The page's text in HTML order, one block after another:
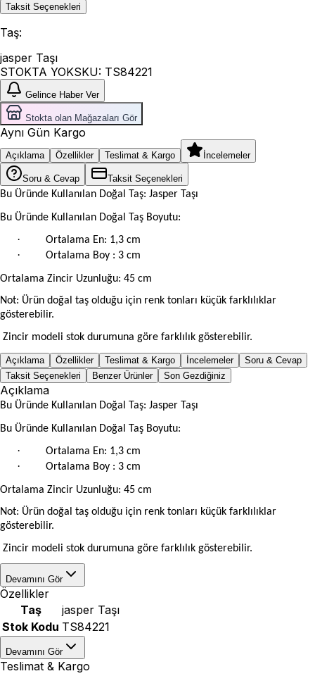
Taksit Seçenekleri
Taş:
jasper Taşı
STOKTA YOKSKU: TS84221
Gelince Haber Ver
Stokta olan Mağazaları Gör
Aynı Gün Kargo
Açıklama Özellikler Teslimat & Kargo İncelemeler
Soru & Cevap Taksit Seçenekleri
Bu Üründe Kullanılan Doğal Taş: Jasper Taşı
Bu Üründe Kullanılan Doğal Taş Boyutu:
· Ortalama En: 1,3 cm
· Ortalama Boy : 3 cm
Ortalama Zincir Uzunluğu: 45 cm
Not: Ürün doğal taş olduğu için renk tonları küçük farklılıklar
gösterebilir.
Zincir modeli stok durumuna göre farklılık gösterebilir.
Açıklama Özellikler Teslimat & Kargo İncelemeler
Soru & Cevap
Taksit Seçenekleri
Benzer Ürünler Son Gezdiğiniz
Açıklama
Bu Üründe Kullanılan Doğal Taş: Jasper Taşı
Bu Üründe Kullanılan Doğal Taş Boyutu:
· Ortalama En: 1,3 cm
· Ortalama Boy : 3 cm
Ortalama Zincir Uzunluğu: 45 cm
Not: Ürün doğal taş olduğu için renk tonları küçük farklılıklar
gösterebilir.
Zincir modeli stok durumuna göre farklılık gösterebilir.
Devamını Gör
Özellikler
Taş
jasper Taşı
Stok Kodu TS84221
Devamını Gör
Teslimat & Kargo